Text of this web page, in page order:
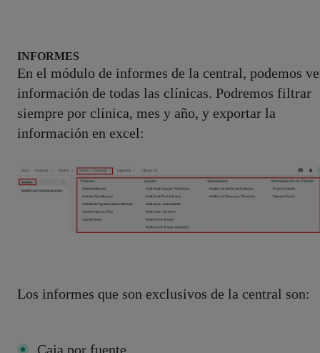
INFORMES
En el módulo de informes de la central, podemos
información de todas las clínicas. Podremos filtrar
siempre por clínica, mes y año, y exportar la
información en excel:
Los informes que son exclusivos de la central son:
Caja por fuente